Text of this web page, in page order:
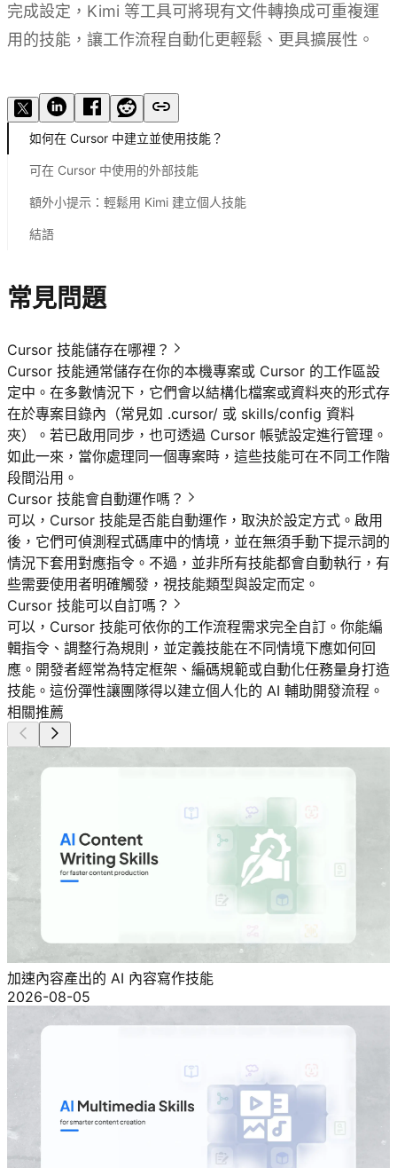
完成設定，Kimi 等工具可將現有文件轉換成可重複運
用的技能，讓工作流程自動化更輕鬆、更具擴展性。
如何在 Cursor 中建立並使用技能？
可在 Cursor 中使用的外部技能
額外小提示：輕鬆用 Kimi 建立個人技能
結語
常見問題
Cursor 技能儲存在哪裡？
Cursor 技能通常儲存在你的本機專案或 Cursor 的工作區設
定中。在多數情況下，它們會以結構化檔案或資料夾的形式存
在於專案目錄內（常見如 .cursor/ 或 skills/config 資料
夾）。若已啟用同步，也可透過 Cursor 帳號設定進行管理。
如此一來，當你處理同一個專案時，這些技能可在不同工作階
段間沿用。
Cursor 技能會自動運作嗎？
可以，Cursor 技能是否能自動運作，取決於設定方式。啟用
後，它們可偵測程式碼庫中的情境，並在無須手動下提示詞的
情況下套用對應指令。不過，並非所有技能都會自動執行，有
些需要使用者明確觸發，視技能類型與設定而定。
Cursor 技能可以自訂嗎？
可以，Cursor 技能可依你的工作流程需求完全自訂。你能編
輯指令、調整行為規則，並定義技能在不同情境下應如何回
應。開發者經常為特定框架、編碼規範或自動化任務量身打造
技能。這份彈性讓團隊得以建立個人化的 AI 輔助開發流程。
相關推薦
加速內容產出的 AI 內容寫作技能
2026-08-05